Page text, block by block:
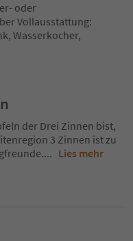
oder
Vollausstattung:
Wasserkocher,
der Drei Zinnen bist,
3 Zinnen ist zu
... Lies mehr